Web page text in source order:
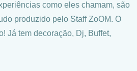
como eles chamam, são
produzido pelo Staff ZoOM. O
Já tem decoração, Dj, Buffet,